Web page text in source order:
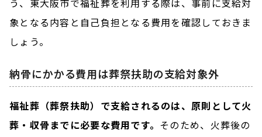
う、東大阪市で福祉葬を利用する際は、事前に支給対
象となる内容と自己負担となる費用を確認しておきま
しょう。
納骨にかかる費用は葬祭扶助の支給対象外
福祉葬（葬祭扶助）で支給されるのは、原則として火
葬・収骨までに必要な費用です。 そのため、火葬後の